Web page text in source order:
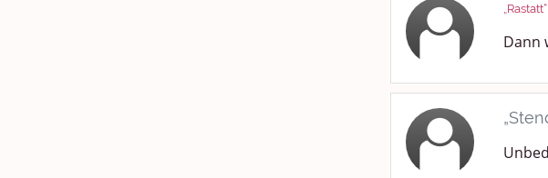
Dann